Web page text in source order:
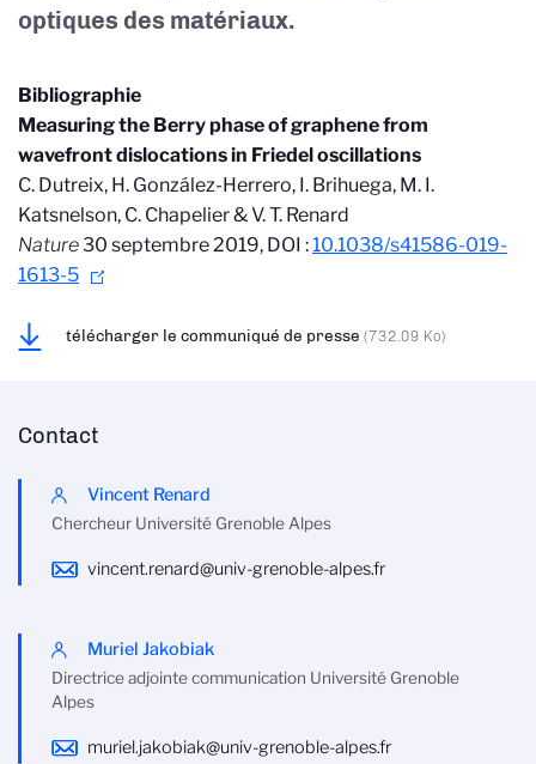
optiques des matériaux.
Bibliographie
Measuring the Berry phase of graphene from
wavefront dislocations in Friedel oscillations
C. Dutreix, H. González-Herrero, I. Brihuega, M. I.
Katsnelson, C. Chapelier & V. T. Renard
Nature30 septembre 2019, DOI :10.1038/s41586-019-
1613-5
télécharger le communiqué de presse (732.09 Ko)
Contact
Vincent Renard
Chercheur Université Grenoble Alpes
vincent.renard@univ-grenoble-alpes.fr
Muriel Jakobiak
Directrice adjointe communication Université Grenoble
Alpes
muriel.jakobiak@univ-grenoble-alpes.fr